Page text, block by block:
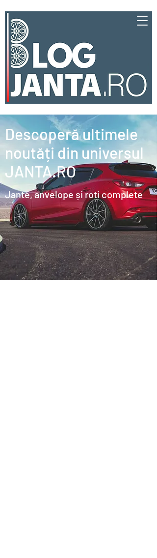
Descoperă ultimele
noutăți din universul
JANTA.RO
Jante, anvelope și roți complete